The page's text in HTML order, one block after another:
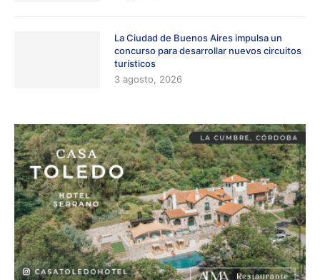
La Ciudad de Buenos Aires impulsa un
concurso para desarrollar nuevos circuitos
turísticos
3 agosto, 2026